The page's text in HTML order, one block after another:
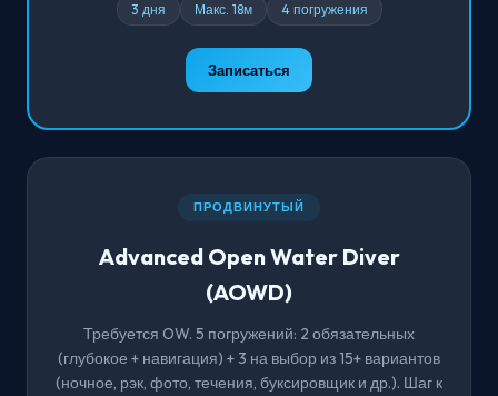
3 дня Макс. 18м 4 погружения
Записаться
ПРОДВИНУТЫЙ
Advanced Open Water Diver
(AOWD)
Требуется OW. 5 погружений: 2 обязательных
(глубокое + навигация) + 3 на выбор из 15+ вариантов
(ночное, рэк, фото, течения, буксировщик и др.). Шаг к